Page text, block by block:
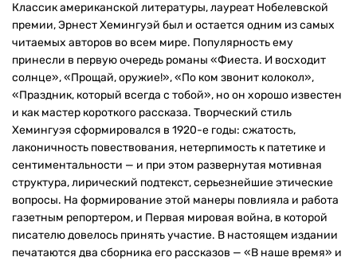
Классик американской литературы, лауреат Нобелевской
премии, Эрнест Хемингуэй был и остается одним из самых
читаемых авторов во всем мире. Популярность ему
принесли в первую очередь романы «Фиеста. И восходит
солнце», «Прощай, оружие!», «По ком звонит колокол»,
«Праздник, который всегда с тобой», но он хорошо известен
и как мастер короткого рассказа. Творческий стиль
Хемингуэя сформировался в 1920-е годы: сжатость,
лаконичность повествования, нетерпимость к патетике и
сентиментальности — и при этом развернутая мотивная
структура, лирический подтекст, серьезнейшие этические
вопросы. На формирование этой манеры повлияла и работа
газетным репортером, и Первая мировая война, в которой
писателю довелось принять участие. В настоящем издании
печатаются два сборника его рассказов — «В наше время» и